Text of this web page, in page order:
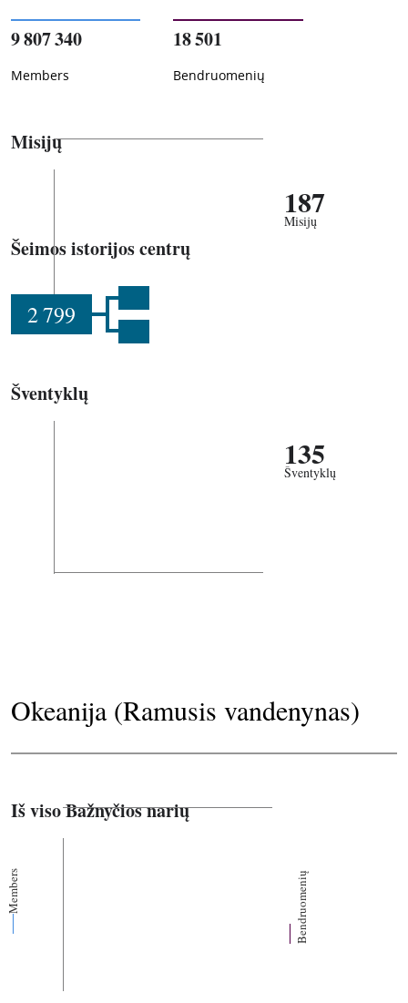
9 807 340
Members
18 501
Bendruomenių
Misijų
187
Misijų
Šeimos istorijos centrų
2 799
Šventyklų
135
Šventyklų
Okeanija (Ramusis vandenynas)
Iš viso Bažnyčios narių
Members Bendruomenių